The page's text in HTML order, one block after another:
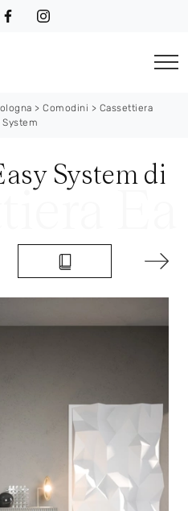
> Comodini > Cassettiera
System
System di